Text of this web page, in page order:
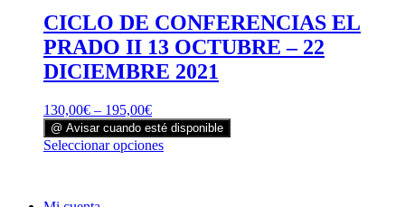
CICLO DE CONFERENCIAS EL
PRADO II 13 OCTUBRE – 22
DICIEMBRE 2021
130,00€ – 195,00€
@ Avisar cuando esté disponible
Seleccionar opcionesEste